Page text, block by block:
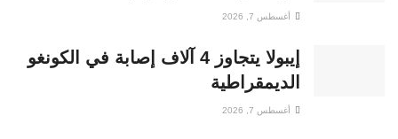
أغسطس 7, 2026
إيبولا يتجاوز 4 آلاف إصابة في الكونغو
الديمقراطية
أغسطس 7, 2026